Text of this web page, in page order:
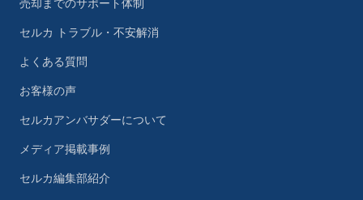
売却までのサポート体制
セルカ トラブル・不安解消
よくある質問
お客様の声
セルカアンバサダーについて
メディア掲載事例
セルカ編集部紹介